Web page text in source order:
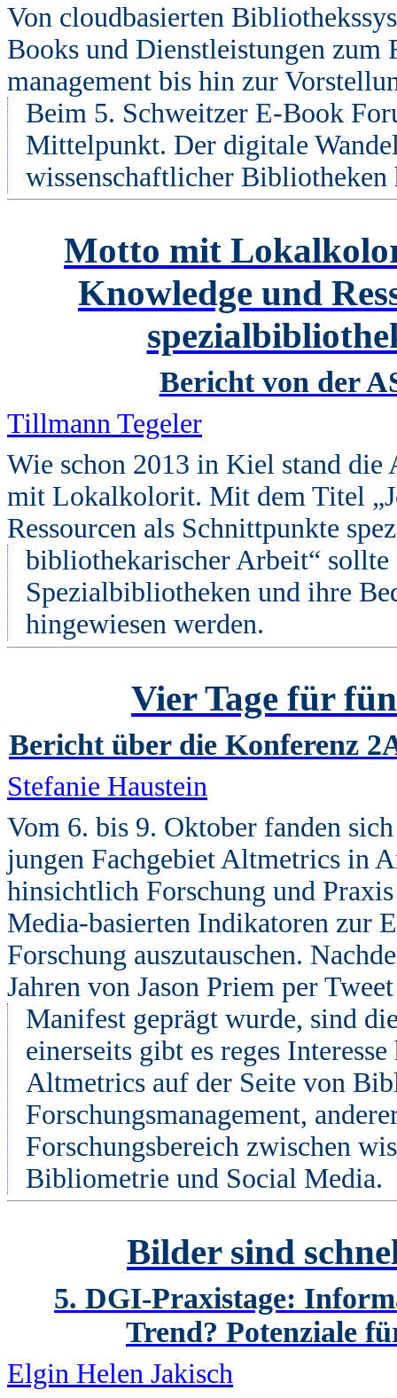
Von cloudbasierten
Books und Dienstleistungen zum
management bis hin zur
Beim 5. Schweitzer E-Book
Mittelpunkt. Der digitale
wissenschaftlicher Bibliotheken
Motto mit
Knowledge und
Bericht von der
Tillmann Tegeler
Wie schon 2013 in Kiel stand
mit Lokalkolorit. Mit dem Titel
Ressourcen als Schnittpunkte
bibliothekarischer Arbeit“
Spezialbibliotheken und ihre
hingewiesen werden.
Vier Tage für
Bericht über die Konferenz
Stefanie Haustein
Vom 6. bis 9. Oktober fanden
jungen Fachgebiet Altmetrics in
hinsichtlich Forschung und
Media-basierten Indikatoren zur
Forschung auszutauschen.
Jahren von Jason Priem per
Manifest geprägt wurde, sind
einerseits gibt es reges
Altmetrics auf der Seite von
Forschungsmanagement,
Forschungsbereich zwischen
Bibliometrie und Social Media.
Bilder sind
5. DGI-Praxistage:
Trend? Potenziale
Elgin Helen Jakisch